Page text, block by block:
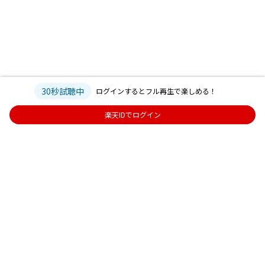
30秒試聴中 ログインするとフル再生で楽しめる！
楽天IDでログイン